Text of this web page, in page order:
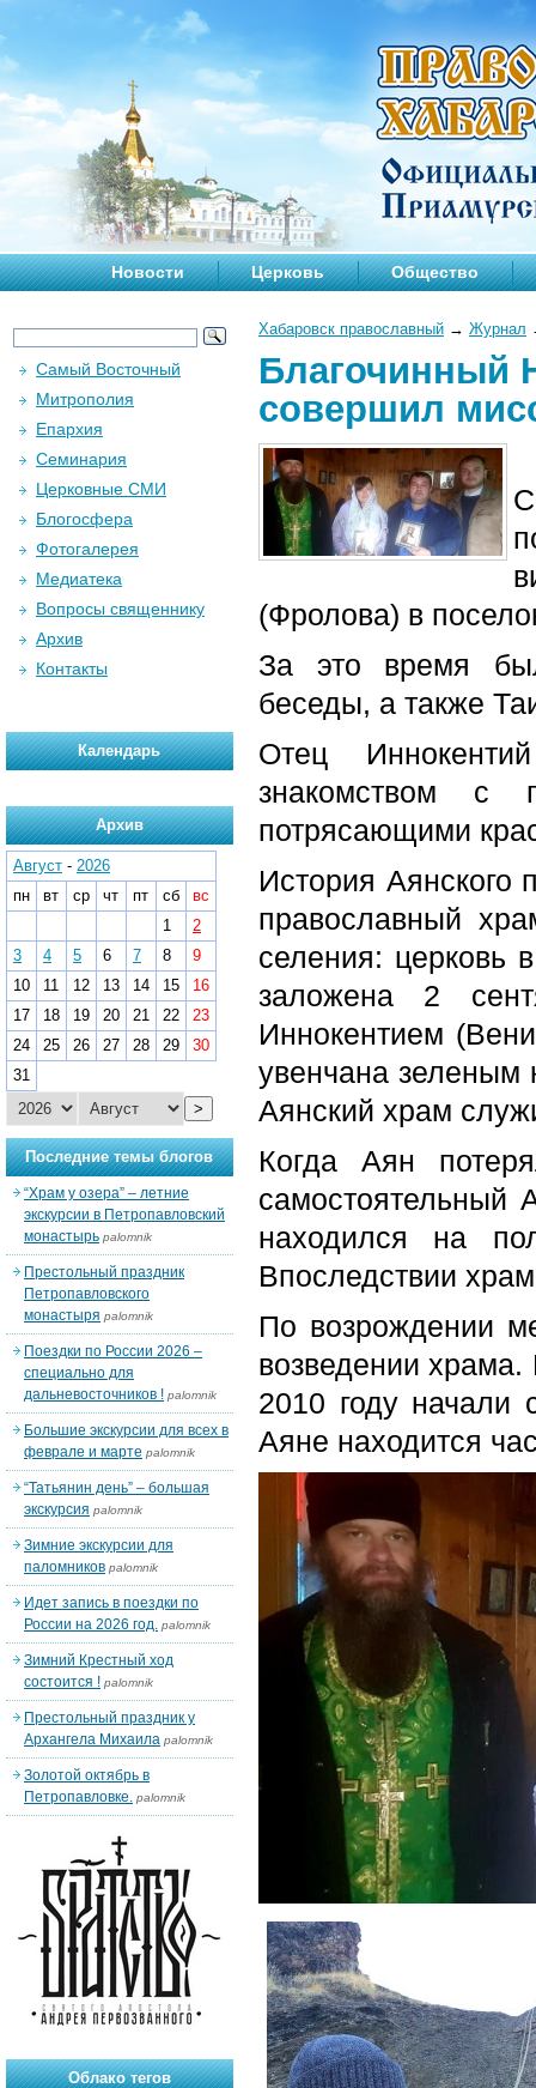
Новости Церковь Общество
Хабаровск православный → Журнал
Благочинный
совершил
(Фролова) в
За это время
беседы, а также
Отец
знакомством с
потрясающими
История Аянского
православный
селения: церковь
заложена 2
Иннокентием
увенчана зеленым
Аянский храм
Когда Аян
самостоятельный
находился на
Впоследствии
По возрождении
возведении
2010 году начали
Аяне находится
Самый Восточный
Митрополия
Епархия
Семинария
Церковные СМИ
Блогосфера
Фотогалерея
Медиатека
Вопросы священнику
Архив
Контакты
Календарь
Архив
Август - 2026
пн
вт ср чт пт сб
вс
1
2
3
4 5 6 7 8
9
10
11 12 13 14 15
16
17
18 19 20 21 22
23
24
25 26 27 28 29
30
31
>
Последние темы блогов
“Храм у озера” – летние
экскурсии в Петропавловский
монастырь palomnik
Престольный праздник
Петропавловского
монастыря palomnik
Поездки по России 2026 –
специально для
дальневосточников ! palomnik
Большие экскурсии для всех в
феврале и марте palomnik
“Татьянин день” – большая
экскурсия palomnik
Зимние экскурсии для
паломников palomnik
Идет запись в поездки по
России на 2026 год. palomnik
Зимний Крестный ход
состоится ! palomnik
Престольный праздник у
Архангела Михаила palomnik
Золотой октябрь в
Петропавловке. palomnik
Облако тегов